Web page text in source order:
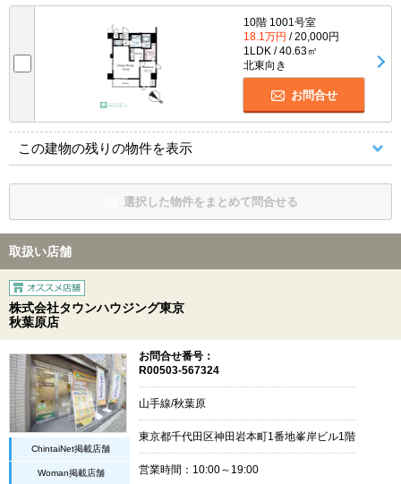
10階 1001号室
18.1万円 / 20,000円
1LDK / 40.63㎡
北東向き
お問合せ
この建物の残りの物件を表示
選択した物件をまとめて問合せる
取扱い店舗
株式会社タウンハウジング東京
秋葉原店
ChintaiNet掲載店舗
Woman掲載店舗
お問合せ番号：
R00503-567324
山手線/秋葉原
東京都千代田区神田岩本町1番地峯岸ビル1階
営業時間：10:00～19:00